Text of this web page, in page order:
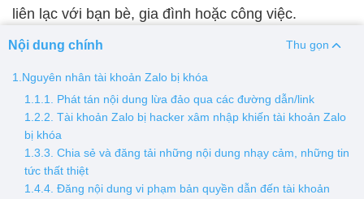
Pin iPhone Pin Samsumg Pin Oppo Pin Xiaomi
Pin Realme
Thay vỏ
Vỏ iPhone Vỏ Samsung Vỏ Xiaomi Vỏ Oppo
liên lạc với bạn bè, gia đình hoặc công việc.
Nội dung chính Thu gọn
1.Nguyên nhân tài khoản Zalo bị khóa
1.1.1. Phát tán nội dung lừa đảo qua các đường dẫn/link
1.2.2. Tài khoản Zalo bị hacker xâm nhập khiến tài khoản Zalo
bị khóa
1.3.3. Chia sẻ và đăng tải những nội dung nhạy cảm, những tin
tức thất thiệt
1.4.4. Đăng nội dung vi phạm bản quyền dẫn đến tài khoản